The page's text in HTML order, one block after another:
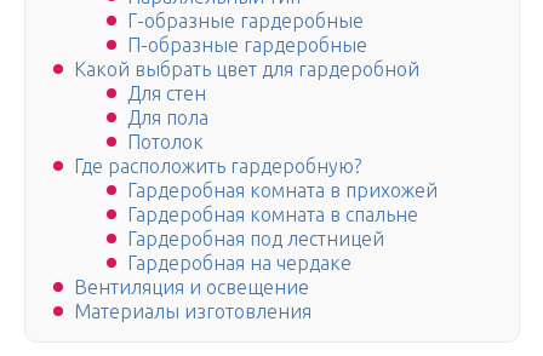
Г-образные гардеробные
П-образные гардеробные
Какой выбрать цвет для гардеробной
Для стен
Для пола
Потолок
Где расположить гардеробную?
Гардеробная комната в прихожей
Гардеробная комната в спальне
Гардеробная под лестницей
Гардеробная на чердаке
Вентиляция и освещение
Материалы изготовления